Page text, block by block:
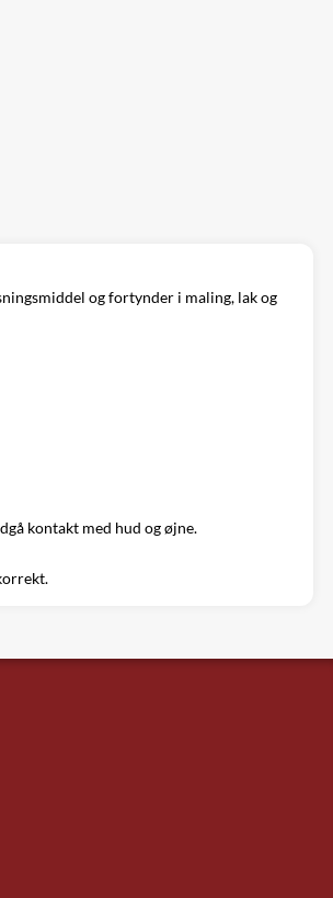
og fortynder i maling, lak og
kontakt med hud og øjne.